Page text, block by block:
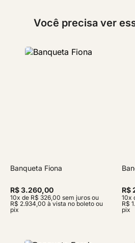
Você precisa ver
Banqueta Fiona
R$ 3.260,00
10x de R$ 326,00 sem juros ou
R$ 2.934,00 à vista no boleto ou
pix
R$
10x
R$
pix